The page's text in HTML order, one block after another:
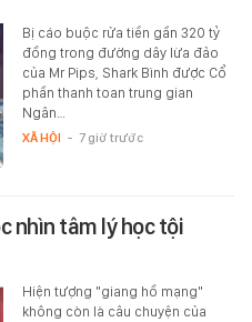
Bị cáo buộc rửa tiền gần 320 tỷ
đồng trong đường dây lừa đảo
của Mr Pips, Shark Bình được Cổ
phần thanh toan trung gian
Ngân…
XÃ HỘI - 7 giờ trước
nhìn tâm lý học tội
Hiện tượng "giang hồ mạng"
không còn là câu chuyện của